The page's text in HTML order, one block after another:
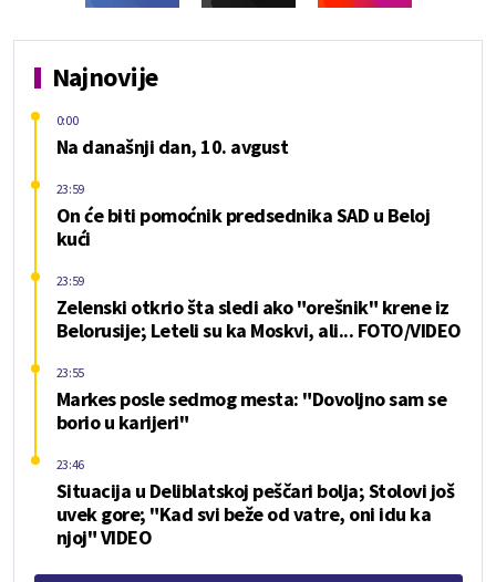
Najnovije
Na današnji dan, 10. avgust
0:00
On će biti pomoćnik predsednika SAD u Beloj
kući
23:59
Zelenski otkrio šta sledi ako "orešnik" krene iz
Belorusije; Leteli su ka Moskvi, ali... FOTO/VIDEO
23:59
Markes posle sedmog mesta: "Dovoljno sam se
borio u karijeri"
23:55
Situacija u Deliblatskoj peščari bolja; Stolovi još
uvek gore; "Kad svi beže od vatre, oni idu ka
njoj" VIDEO
23:46